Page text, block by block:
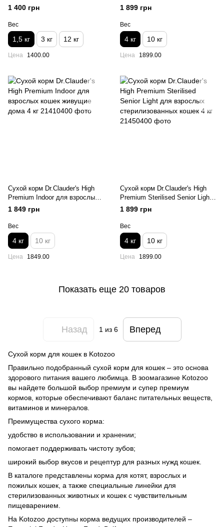
размеров и пород с курицей
1 400 грн
Вес
1,5 кг 3 кг 12 кг
Цена 1400.00
взрослых кошек с пищевой
гиперчувствительностью 4 кг
1 899 грн
Вес
4 кг 10 кг
Цена 1899.00
Сухой корм Dr.Clauder's High
Premium Indoor для взрослых
кошек живущие дома 4 кг
1 849 грн
Вес
4 кг 10 кг
Цена 1849.00
Сухой корм Dr.Clauder's High
Premium Sterilised Senior Light
для взрослых
стерилизованных кошек 4 кг
1 899 грн
Вес
4 кг 10 кг
Цена 1899.00
Показать еще 20 товаров
Назад 1 из 6 Вперед
Сухой корм для кошек в Kotozoo
Правильно подобранный сухой корм для кошек – это основа
здорового питания вашего любимца. В зоомагазине Kotozoo
вы найдете большой выбор премиум и супер премиум
кормов, которые обеспечивают баланс питательных веществ,
витаминов и минералов.
Преимущества сухого корма:
удобство в использовании и хранении;
помогает поддерживать чистоту зубов;
широкий выбор вкусов и рецептур для разных нужд кошек.
В каталоге представлены корма для котят, взрослых и
пожилых кошек, а также специальные линейки для
стерилизованных животных и кошек с чувствительным
пищеварением.
На Kotozoo доступны корма ведущих производителей –